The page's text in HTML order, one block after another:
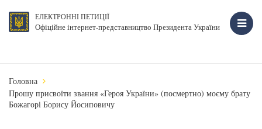
ЕЛЕКТРОННІ ПЕТИЦІЇ
Офіційне інтернет-представництво Президента України
Головна
Прошу присвоїти звання «Героя України» (посмертно) моєму брату
Божагорі Борису Йосиповичу